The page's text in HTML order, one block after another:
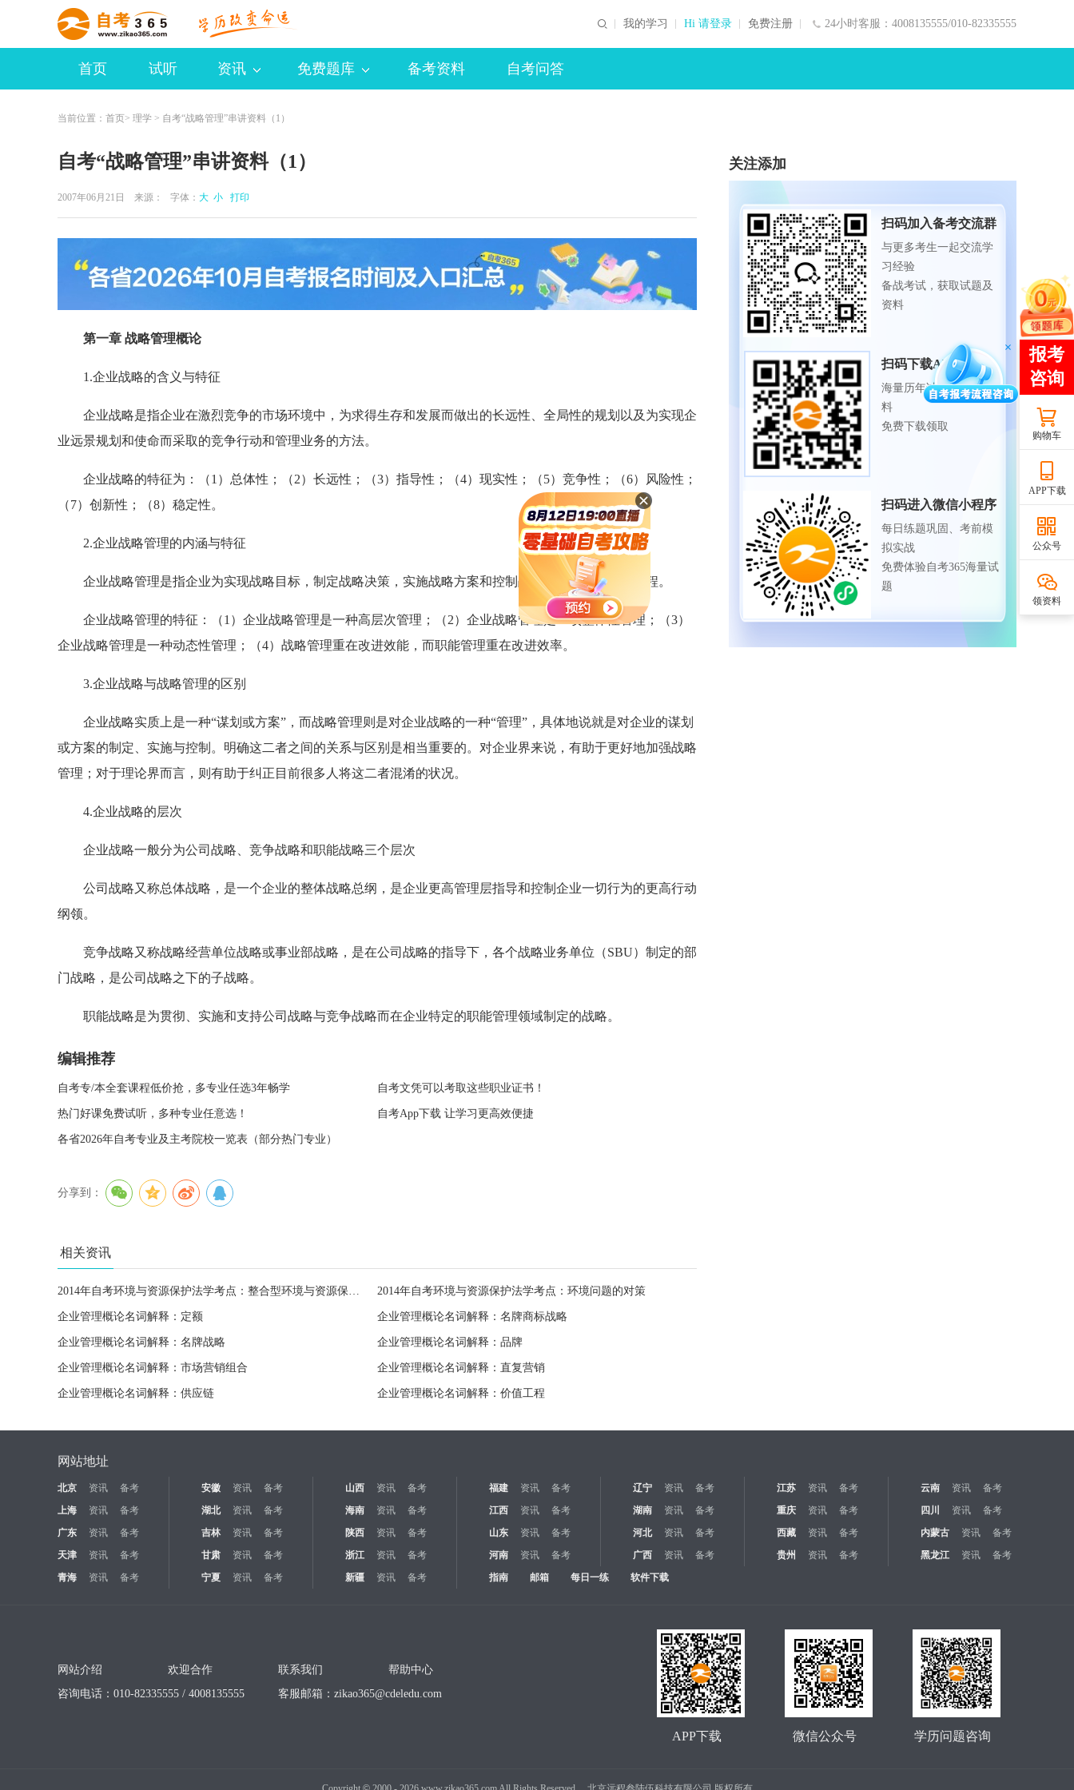
24小时客服：4008135555/010-82335555
我的学习 Hi 请登录 免费注册
首页 试听 资讯 免费题库 备考资料 自考问答
当前位置： 首页> 理学 > 自考“战略管理”串讲资料（1）
自考“战略管理”串讲资料（1）
2007年06月21日 来源： 字体： 大 小 打印
第一章 战略管理概论
1.企业战略的含义与特征
企业战略是指企业在激烈竞争的市场环境中，为求得生存和发展而做出的长远性、全局性的规划以及为实现企
业远景规划和使命而采取的竞争行动和管理业务的方法。
企业战略的特征为：（1）总体性；（2）长远性；（3）指导性；（4）现实性；（5）竞争性；（6）风险性；
（7）创新性；（8）稳定性。
2.企业战略管理的内涵与特征
企业战略管理是指企业为实现战略目标，制定战略决策，实施战略方案和控制战略绩效的动态管理过程。
企业战略管理的特征：（1）企业战略管理是一种高层次管理；（2）企业战略管理是一项整体性管理；（3）
企业战略管理是一种动态性管理；（4）战略管理重在改进效能，而职能管理重在改进效率。
3.企业战略与战略管理的区别
企业战略实质上是一种“谋划或方案”，而战略管理则是对企业战略的一种“管理”，具体地说就是对企业的谋划
或方案的制定、实施与控制。明确这二者之间的关系与区别是相当重要的。对企业界来说，有助于更好地加强战略
管理；对于理论界而言，则有助于纠正目前很多人将这二者混淆的状况。
4.企业战略的层次
企业战略一般分为公司战略、竞争战略和职能战略三个层次
公司战略又称总体战略，是一个企业的整体战略总纲，是企业更高管理层指导和控制企业一切行为的更高行动
纲领。
竞争战略又称战略经营单位战略或事业部战略，是在公司战略的指导下，各个战略业务单位（SBU）制定的部
门战略，是公司战略之下的子战略。
职能战略是为贯彻、实施和支持公司战略与竞争战略而在企业特定的职能管理领域制定的战略。
编辑推荐
自考专/本全套课程低价抢，多专业任选3年畅学 自考文凭可以考取这些职业证书！
热门好课免费试听，多种专业任意选！ 自考App下载 让学习更高效便捷
各省2026年自考专业及主考院校一览表（部分热门专业）
分享到：
相关资讯
2014年自考环境与资源保护法学考点：整合型环境与资源保护立法时期 2014年自考环境与资源保护法学考点：环境问题的对策
企业管理概论名词解释：定额 企业管理概论名词解释：名牌商标战略
企业管理概论名词解释：名牌战略 企业管理概论名词解释：品牌
企业管理概论名词解释：市场营销组合 企业管理概论名词解释：直复营销
企业管理概论名词解释：供应链 企业管理概论名词解释：价值工程
关注添加
扫码加入备考交流群
与更多考生一起交流学
习经验
备战考试，获取试题及
资料
扫码下载APP
海量历年试题、备考资
料
免费下载领取
扫码进入微信小程序
每日练题巩固、考前模
拟实战
免费体验自考365海量试
题
购物车
APP下载
公众号
领资料
网站地址
北京 资讯 备考 安徽 资讯 备考 山西 资讯 备考 福建 资讯 备考 辽宁 资讯 备考 江苏 资讯 备考 云南 资讯
备考
上海
资讯 备考 湖北 资讯 备考 海南 资讯 备考 江西 资讯 备考 湖南 资讯 备考 重庆 资讯 备考 四川 资讯
备考
广东
资讯 备考 吉林 资讯 备考 陕西 资讯 备考 山东 资讯 备考 河北 资讯 备考 西藏 资讯 备考 内蒙古 资讯
备考
天津
资讯 备考 甘肃 资讯 备考 浙江 资讯 备考 河南 资讯 备考 广西 资讯 备考 贵州 资讯 备考 黑龙江 资讯
备考
青海
资讯 备考 宁夏 资讯 备考 新疆 资讯 备考 指南 邮箱 每日一练 软件下载
网站介绍 欢迎合作 联系我们
帮助中心
咨询电话：010-82335555 / 4008135555
客服邮箱： zikao365@cdeledu.com
学历问题咨询
微信公众号
APP下载